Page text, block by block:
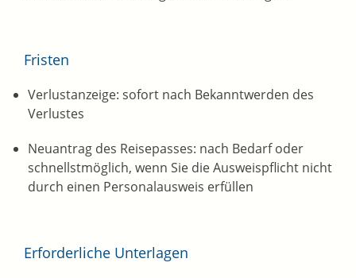
Fristen
Verlustanzeige: sofort nach Bekanntwerden des
Verlustes
Neuantrag des Reisepasses: nach Bedarf oder
schnellstmöglich, wenn Sie die Ausweispflicht nicht
durch einen Personalausweis erfüllen
Erforderliche Unterlagen